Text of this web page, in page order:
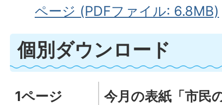
ページ (PDFファイル: 6.8MB)
個別ダウンロード
1ページ
今月の表紙「市民